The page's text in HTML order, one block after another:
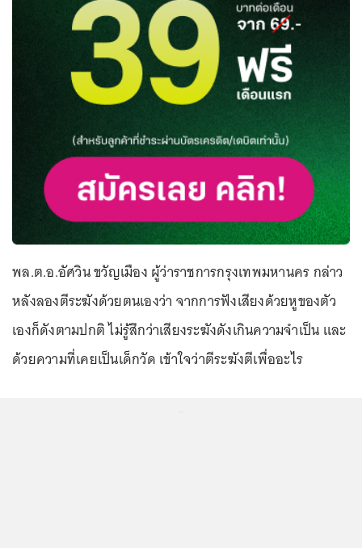
พล.ต.อ.อัศวิน ขวัญเมือง ผู้ว่าราชการกรุงเทพมหานคร กล่าว
หลังลองตีระฆังด้วยตนเองว่า จากการฟังเสียงด้วยหูของตัว
เองก็ดังตามปกติ ไม่รู้สึกว่าเสียงระฆังดังเกินความจำเป็น และ
ด้วยความที่เคยเป็นเด็กวัด เข้าใจว่าตีระฆังตีเพื่ออะไร